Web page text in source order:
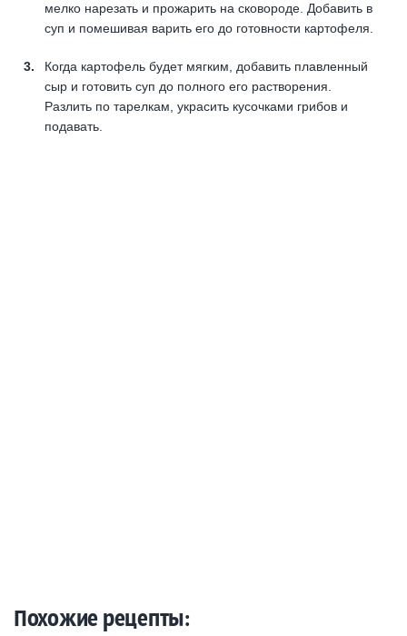
мелко нарезать и прожарить на сковороде. Добавить в
суп и помешивая варить его до готовности картофеля.
Когда картофель будет мягким, добавить плавленный
сыр и готовить суп до полного его растворения.
Разлить по тарелкам, украсить кусочками грибов и
подавать.
Похожие рецепты: